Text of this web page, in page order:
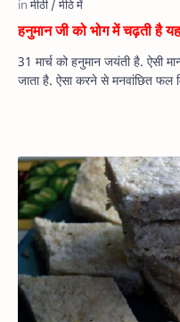
हनुमान जी को भोग में चढ़ती है यह
31 मार्च को हनुमान जयंती है. ऐसी
जाता है. ऐसा करने से मनवांछित फल